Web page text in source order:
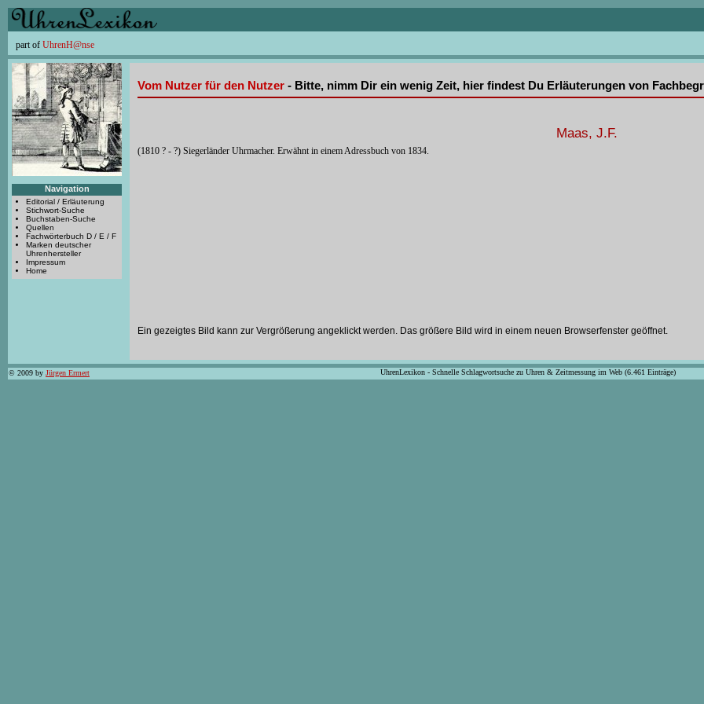
part of UhrenH@nse
Navigation
Editorial / Erläuterung
Stichwort-Suche
Buchstaben-Suche
Quellen
Fachwörterbuch D / E / F
Marken deutscher
Uhrenhersteller
Impressum
Home
Vom Nutzer für den Nutzer - Bitte, nimm Dir ein wenig Zeit, hier findest Du Erläuterungen von
Maas, J.F.
(1810 ? - ?) Siegerländer Uhrmacher. Erwähnt in einem Adressbuch von 1834.
Ein gezeigtes Bild kann zur Vergrößerung angeklickt werden. Das größere Bild wird in einem neuen Browserfenster geöffnet.
© 2009 by Jürgen Ermert UhrenLexikon - Schnelle Schlagwortsuche zu Uhren & Zeitmessung im Web (6.461 Einträge)